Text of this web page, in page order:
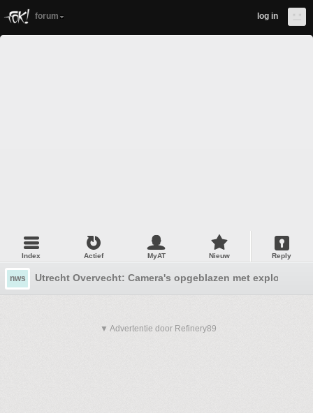
forum log in
Index Actief MyAT Nieuw Reply
nws Utrecht Overvecht: Camera's opgeblazen met explosieven
▼ Advertentie door Refinery89